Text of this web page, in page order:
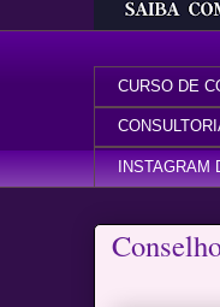
CURSO DE
INSTAGRAM